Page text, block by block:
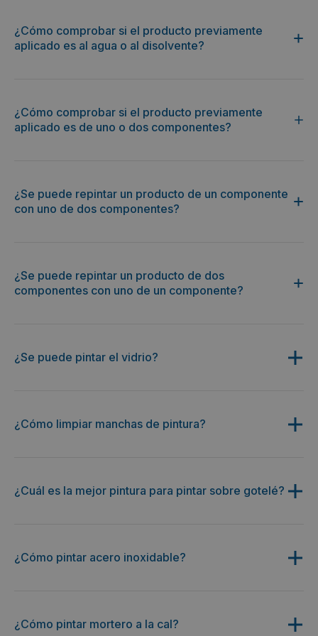
¿Cómo comprobar si el producto previamente
aplicado es al agua o al disolvente?
¿Cómo comprobar si el producto previamente
aplicado es de uno o dos componentes?
¿Se puede repintar un producto de un componente
con uno de dos componentes?
¿Se puede repintar un producto de dos
componentes con uno de un componente?
¿Se puede pintar el vidrio?
¿Cómo limpiar manchas de pintura?
¿Cuál es la mejor pintura para pintar sobre gotelé?
¿Cómo pintar acero inoxidable?
¿Cómo pintar mortero a la cal?